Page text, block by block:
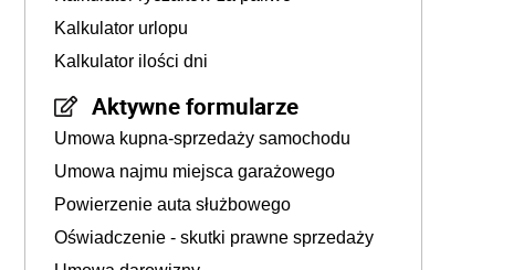
Kalkulator urlopu
Kalkulator ilości dni
Aktywne formularze
Umowa kupna-sprzedaży samochodu
Umowa najmu miejsca garażowego
Powierzenie auta służbowego
Oświadczenie - skutki prawne sprzedaży